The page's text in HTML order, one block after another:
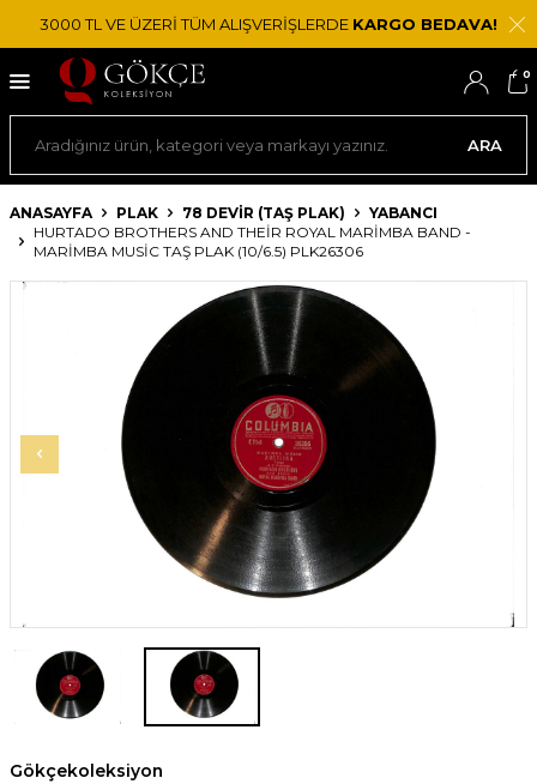
3000 TL VE ÜZERİ TÜM ALIŞVERİŞLERDE KARGO BEDAVA!
ARA
0
ANASAYFA PLAK 78 DEVIR (TAŞ PLAK)
YABANCI
HURTADO BROTHERS AND THEIR ROYAL MARIMBA BAND -
MARIMBA MUSIC TAŞ PLAK (10/6.5) PLK26306
Gökçekoleksiyon